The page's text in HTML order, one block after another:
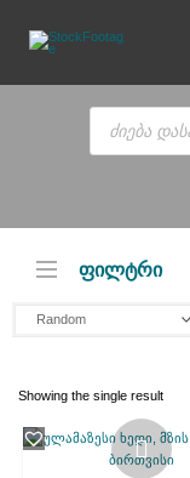
content
Products
search
ფილტრი
Showing the single result